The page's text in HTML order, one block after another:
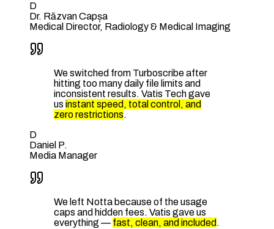
D
Dr. Răzvan Capșa
Medical Director, Radiology & Medical Imaging
We switched from Turboscribe after
hitting too many daily file limits and
inconsistent results. Vatis Tech gave
us instant speed, total control, and
zero restrictions.
D
Daniel P.
Media Manager
We left Notta because of the usage
caps and hidden fees. Vatis gave us
everything — fast, clean, and included.